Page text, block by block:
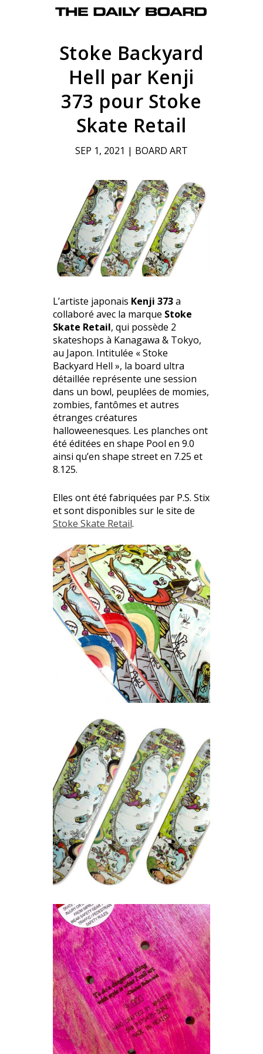
Stoke Backyard
Hell par Kenji
373 pour Stoke
Skate Retail
SEP 1, 2021 | BOARD ART
L’artiste japonais Kenji 373a
collaboré avec la marque Stoke
Skate Retail, qui possède 2
skateshops à Kanagawa & Tokyo,
au Japon. Intitulée « Stoke
Backyard Hell », la board ultra
détaillée représente une session
dans un bowl, peuplées de momies,
zombies, fantômes et autres
étranges créatures
halloweenesques. Les planches ont
été éditées en shape Pool en 9.0
ainsi qu’en shape street en 7.25 et
8.125.
Elles ont été fabriquées par P.S. Stix
et sont disponibles sur le site de
Stoke Skate Retail.